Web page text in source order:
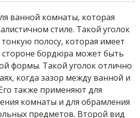
ванной комнаты, которая
стиле. Такой уголок
полосу, которая имеет
бордюра может быть
формы. Такой уголок отлично
когда зазор между ванной и
также применяют для
комнаты и для обрамления
предметов. Второй вид